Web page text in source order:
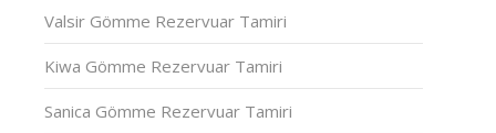
Valsir Gömme Rezervuar Tamiri
Kiwa Gömme Rezervuar Tamiri
Sanica Gömme Rezervuar Tamiri